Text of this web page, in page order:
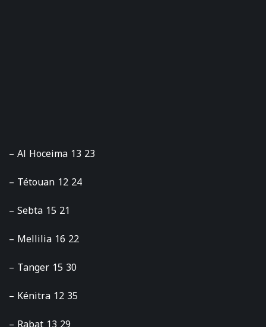
– Al Hoceima 13 23
– Tétouan 12 24
– Sebta 15 21
– Mellilia 16 22
– Tanger 15 30
– Kénitra 12 35